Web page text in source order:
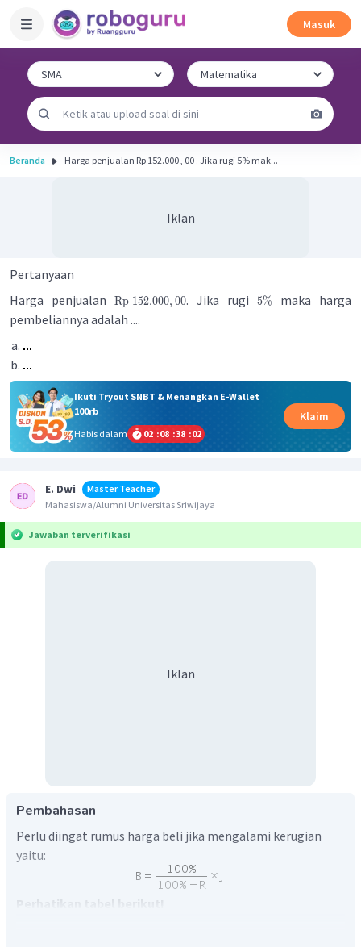
Masuk
Beranda Harga penjualan Rp 152.000 , 00 . Jika rugi 5% mak...
Iklan
Pertanyaan
Harga penjualanRp 152.000, 00. Jika rugi 5%
maka harga
pembeliannya adalah ....
Ikuti Tryout SNBT & Menangkan E-Wallet
100rb
Habis dalam
02 :08 :38 :02
Klaim
E. Dwi
Master Teacher
Mahasiswa/Alumni Universitas Sriwijaya
Jawaban terverifikasi
Iklan
Pembahasan
Perlu diingat rumus harga beli jika mengalami kerugian
yaitu: